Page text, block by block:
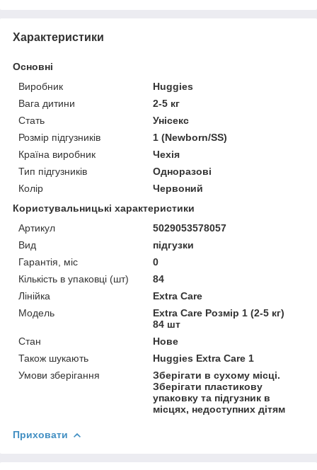
Характеристики
Основні
Виробник
Huggies
Вага дитини
2-5 кг
Стать
Унісекс
Розмір підгузників
1 (Newborn/SS)
Країна виробник
Чехія
Тип підгузників
Одноразові
Колір
Червоний
Користувальницькі характеристики
Артикул
5029053578057
Вид
підгузки
Гарантія, міс
0
Кількість в упаковці (шт)
84
Лінійка
Extra Care
Мoдель
Extra Care Розмір 1 (2-5 кг)
84 шт
Стан
Нове
Також шукають
Huggies Extra Care 1
Умови зберігання
Зберігати в сухому місці.
Зберігати пластикову
упаковку та підгузник в
місцях, недоступних дітям
Приховати